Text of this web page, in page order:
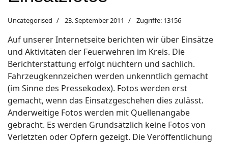
Uncategorised 23. September 2011 Zugriffe: 13156
Auf unserer Internetseite berichten wir über Einsätze
und Aktivitäten der Feuerwehren im Kreis. Die
Berichterstattung erfolgt nüchtern und sachlich.
Fahrzeugkennzeichen werden unkenntlich gemacht
(im Sinne des Pressekodex). Fotos werden erst
gemacht, wenn das Einsatzgeschehen dies zulässt.
Anderweitige Fotos werden mit Quellenangabe
gebracht. Es werden Grundsätzlich keine Fotos von
Verletzten oder Opfern gezeigt. Die Veröffentlichung